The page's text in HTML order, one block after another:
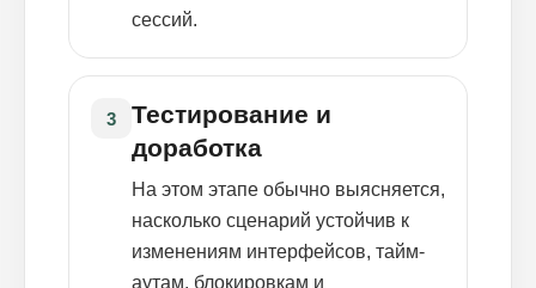
сессий.
3
Тестирование и
доработка
На этом этапе обычно выясняется,
насколько сценарий устойчив к
изменениям интерфейсов, тайм-
аутам, блокировкам и